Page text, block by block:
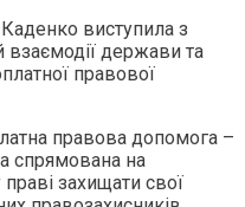
виступила з
держави та
правової
правова допомога –
спрямована на
захищати свої